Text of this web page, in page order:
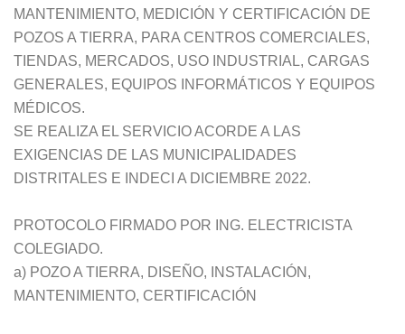
MANTENIMIENTO, MEDICIÓN Y CERTIFICACIÓN DE
POZOS A TIERRA, PARA CENTROS COMERCIALES,
TIENDAS, MERCADOS, USO INDUSTRIAL, CARGAS
GENERALES, EQUIPOS INFORMÁTICOS Y EQUIPOS
MÉDICOS.
SE REALIZA EL SERVICIO ACORDE A LAS
EXIGENCIAS DE LAS MUNICIPALIDADES
DISTRITALES E INDECI A DICIEMBRE 2022.
PROTOCOLO FIRMADO POR ING. ELECTRICISTA
COLEGIADO.
a) POZO A TIERRA, DISEÑO, INSTALACIÓN,
MANTENIMIENTO, CERTIFICACIÓN